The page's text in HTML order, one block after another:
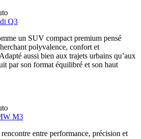
Q3
un SUV compact premium pensé
polyvalence, confort et
aussi bien aux trajets urbains qu’aux
par son format équilibré et son haut
M3
entre performance, précision et